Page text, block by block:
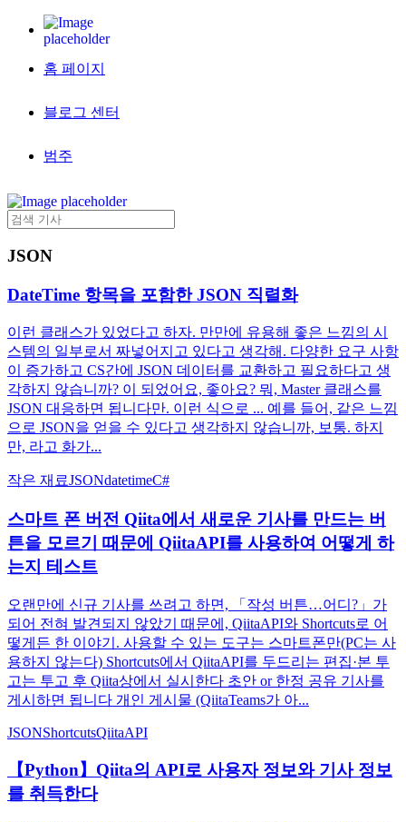
홈 페이지
블로그 센터
범주
JSON
DateTime 항목을 포함한 JSON 직렬화
이런 클래스가 있었다고 하자. 만만에 유용해 좋은 느낌의 시
스템의 일부로서 짜넣어지고 있다고 생각해. 다양한 요구 사항
이 증가하고 CS간에 JSON 데이터를 교환하고 필요하다고 생
각하지 않습니까? 이 되었어요, 좋아요? 뭐, Master 클래스를
JSON 대응하면 됩니다만. 이런 식으로 ... 예를 들어, 같은 느낌
으로 JSON을 얻을 수 있다고 생각하지 않습니까, 보통. 하지
만, 라고 화가...
작은 재료JSONdatetimeC#
스마트 폰 버전 Qiita에서 새로운 기사를 만드는 버
튼을 모르기 때문에 QiitaAPI를 사용하여 어떻게 하
는지 테스트
오랜만에 신규 기사를 쓰려고 하면, 「작성 버튼…어디?」가
되어 전혀 발견되지 않았기 때문에, QiitaAPI와 Shortcuts로 어
떻게든 한 이야기. 사용할 수 있는 도구는 스마트폰만(PC는 사
용하지 않는다) Shortcuts에서 QiitaAPI를 두드리는 편집·본 투
고는 투고 후 Qiita상에서 실시한다 초안 or 한정 공유 기사를
게시하면 됩니다 개인 게시물 (QiitaTeams가 아...
JSONShortcutsQiitaAPI
【Python】Qiita의 API로 사용자 정보와 기사 정보
를 취득한다